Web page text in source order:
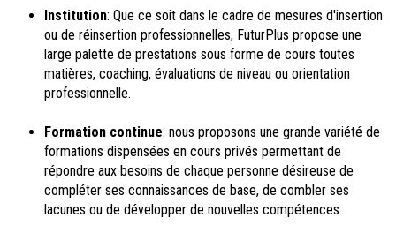
Institution: Que ce soit dans le cadre de mesures d'insertion
ou de réinsertion professionnelles, FuturPlus propose une
large palette de prestations sous forme de cours toutes
matières, coaching, évaluations de niveau ou orientation
professionnelle.
Formation continue: nous proposons une grande variété de
formations dispensées en cours privés permettant de
répondre aux besoins de chaque personne désireuse de
compléter ses connaissances de base, de combler ses
lacunes ou de développer de nouvelles compétences.